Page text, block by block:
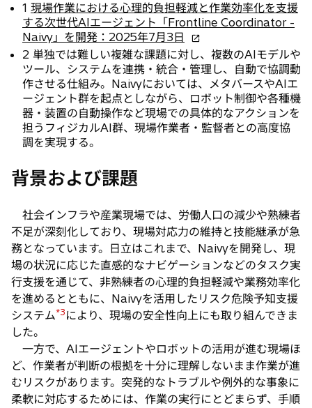
1 現場作業における心理的負担軽減と作業効率化を支援
する次世代AIエージェント「Frontline Coordinator -
Naivy」を開発：2025年7月3日 新
し
い
タ
ブ
で
開
2 単独では難しい複雑な課題に対し、複数のAIモデルや
ツール、システムを連携・統合・管理し、自動で協調動
作させる仕組み。Naivyにおいては、メタバースやAIエ
ージェント群を起点としながら、ロボット制御や各種機
器・装置の自動操作など現場での具体的なアクションを
担うフィジカルAI群、現場作業者・監督者との高度協
調を実現する。
背景および課題
社会インフラや産業現場では、労働人口の減少や熟練者
不足が深刻化しており、現場対応力の維持と技能継承が急
務となっています。日立はこれまで、Naivyを開発し、現
場の状況に応じた直感的なナビゲーションなどのタスク実
行支援を通じて、非熟練者の心理的負担軽減や業務効率化
を進めるとともに、Naivyを活用したリスク危険予知支援
システム*3 により、現場の安全性向上にも取り組んできま
した。
一方で、AIエージェントやロボットの活用が進む現場ほ
ど、作業者が判断の根拠を十分に理解しないまま作業が進
むリスクがあります。突発的なトラブルや例外的な事象に
柔軟に対応するためには、作業の実行にとどまらず、手順